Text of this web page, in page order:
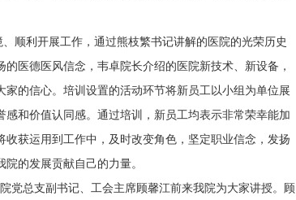
利开展工作，通过熊枝繁书记讲解的医院的光荣历史
医德医风信念，韦卓院长介绍的医院新技术、新设备，
的信心。培训设置的活动环节将新员工以小组为单位展
和价值认同感。通过培训，新员工均表示非常荣幸能加
获运用到工作中，及时改变角色，坚定职业信念，发扬
的发展贡献自己的力量。
总支副书记、工会主席顾馨江前来我院为大家讲授。顾